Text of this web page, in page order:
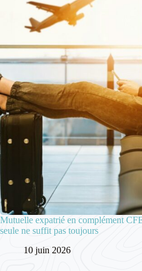
Mutuelle expatrié en complément
seule ne suffit pas toujours
10 juin 2026